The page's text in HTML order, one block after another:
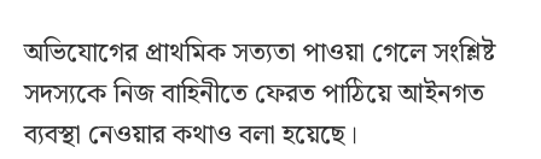
অভিযোগের প্রাথমিক সত্যতা পাওয়া গেলে সংশ্লিষ্ট
সদস্যকে নিজ বাহিনীতে ফেরত পাঠিয়ে আইনগত
ব্যবস্থা নেওয়ার কথাও বলা হয়েছে।